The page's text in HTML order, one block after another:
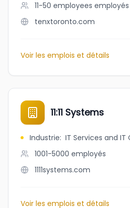
11-50 employees employés
tenxtoronto.com
Voir les emplois et détails
11:11 Systems
Industrie: IT Services and IT
1001-5000 employés
1111systems.com
Voir les emplois et détails